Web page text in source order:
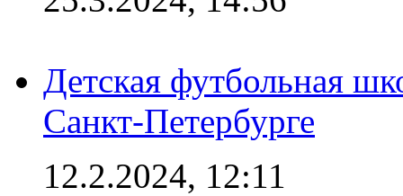
Детская футбольная
Санкт-Петербурге
12.2.2024, 12:11